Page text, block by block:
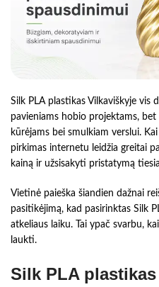
Silk PLA plastikas Vilkaviškyje vis
pavieniams hobio projektams,
kūrėjams bei smulkiam verslui.
pirkimas internetu leidžia greitai
kainą ir užsisakyti pristatymą
Vietinė paieška šiandien dažnai
pasitikėjimą, kad pasirinktas Silk
atkeliaus laiku. Tai ypač svarbu,
laukti.
Silk PLA